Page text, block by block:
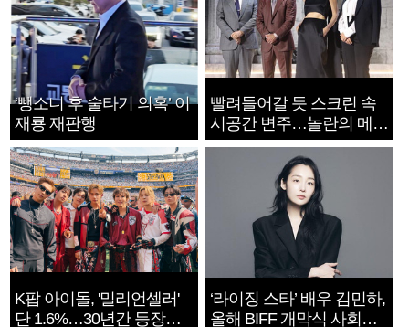
‘뺑소니 후 술타기 의혹’ 이
재룡 재판행
빨려들어갈 듯 스크린 속
시공간 변주…놀란의 메시
지는 ‘전쟁 속죄’
K팝 아이돌, '밀리언셀러'
단 1.6%…30년간 등장
‘라이징 스타’ 배우 김민하,
올해 BIFF 개막식 사회자